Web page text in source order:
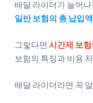
배달 라이더가 늘어
일반 보험의 총 납입
그렇다면 시간제 보
보험의 특징과 비용
배달 라이더라면 꼭